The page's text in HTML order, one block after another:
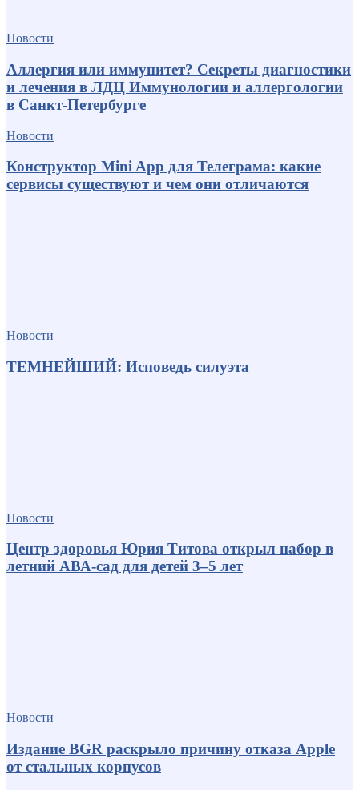
Новости
Аллергия или иммунитет? Секреты диагностики
и лечения в ЛДЦ Иммунологии и аллергологии
в Санкт-Петербурге
Новости
Конструктор Mini App для Телеграма: какие
сервисы существуют и чем они отличаются
Новости
ТЕМНЕЙШИЙ: Исповедь силуэта
Новости
Центр здоровья Юрия Титова открыл набор в
летний АВА-сад для детей 3–5 лет
Новости
Издание BGR раскрыло причину отказа Apple
от стальных корпусов